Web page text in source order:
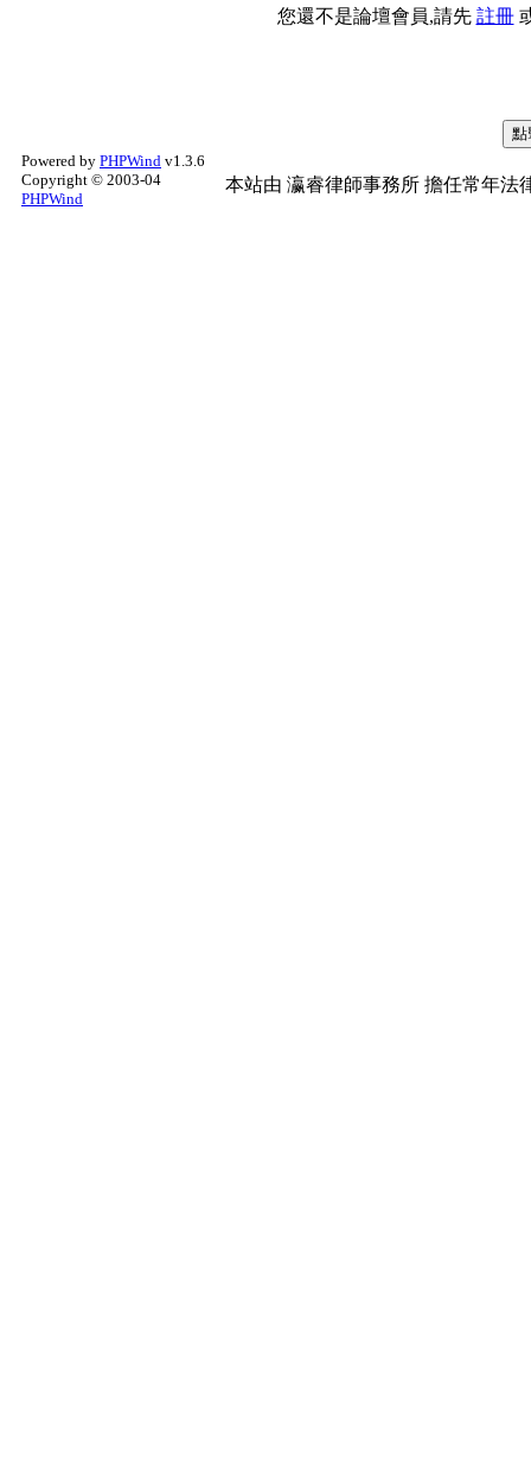
您還不是論壇會員,請先 註冊
Powered by PHPWind v1.3.6
Copyright © 2003-04
PHPWind
本站由 瀛睿律師事務所 擔任常年法